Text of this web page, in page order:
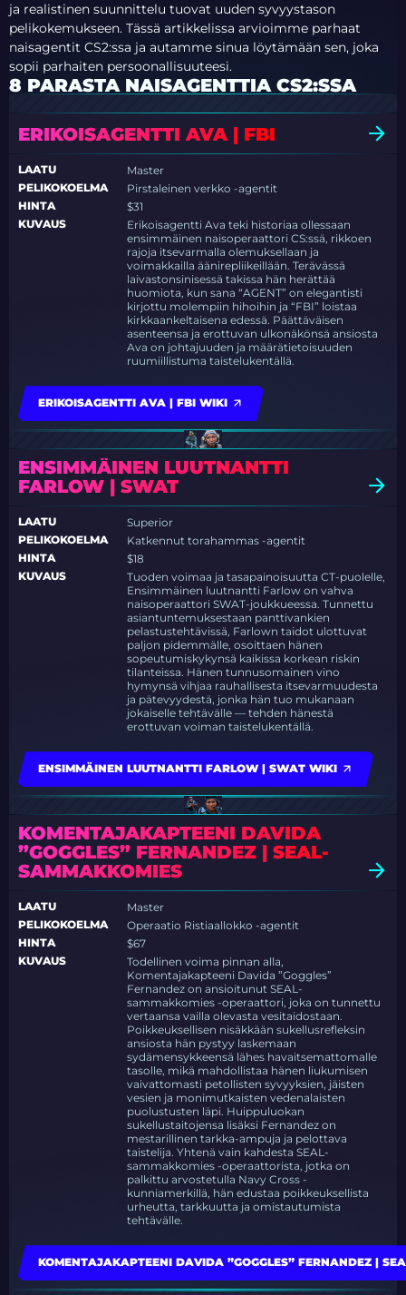
ja realistinen suunnittelu tuovat uuden syvyystason
pelikokemukseen. Tässä artikkelissa arvioimme parhaat
naisagentit CS2:ssa ja autamme sinua löytämään sen, joka
sopii parhaiten persoonallisuuteesi.
8 PARASTA NAISAGENTTIA CS2:SSA
ERIKOISAGENTTI AVA | FBI
LAATU
Master
PELIKOKOELMA
Pirstaleinen verkko -agentit
HINTA
$31
KUVAUS
Erikoisagentti Ava teki historiaa ollessaan
ensimmäinen naisoperaattori CS:ssä, rikkoen
rajoja itsevarmalla olemuksellaan ja
voimakkailla äänirepliikeillään. Terävässä
laivastonsinisessä takissa hän herättää
huomiota, kun sana “AGENT” on elegantisti
kirjottu molempiin hihoihin ja “FBI” loistaa
kirkkaankeltaisena edessä. Päättäväisen
asenteensa ja erottuvan ulkonäkönsä ansiosta
Ava on johtajuuden ja määrätietoisuuden
ruumiillistuma taistelukentällä.
ERIKOISAGENTTI AVA | FBI WIKI
ENSIMMÄINEN LUUTNANTTI
FARLOW | SWAT
LAATU
Superior
PELIKOKOELMA
Katkennut torahammas -agentit
HINTA
$18
KUVAUS
Tuoden voimaa ja tasapainoisuutta CT-puolelle,
Ensimmäinen luutnantti Farlow on vahva
naisoperaattori SWAT-joukkueessa. Tunnettu
asiantuntemuksestaan panttivankien
pelastustehtävissä, Farlown taidot ulottuvat
paljon pidemmälle, osoittaen hänen
sopeutumiskykynsä kaikissa korkean riskin
tilanteissa. Hänen tunnusomainen vino
hymynsä vihjaa rauhallisesta itsevarmuudesta
ja pätevyydestä, jonka hän tuo mukanaan
jokaiselle tehtävälle — tehden hänestä
erottuvan voiman taistelukentällä.
ENSIMMÄINEN LUUTNANTTI FARLOW | SWAT WIKI
KOMENTAJAKAPTEENI DAVIDA
”GOGGLES” FERNANDEZ | SEAL-
SAMMAKKOMIES
LAATU
Master
PELIKOKOELMA
Operaatio Ristiaallokko -agentit
HINTA
$67
KUVAUS
Todellinen voima pinnan alla,
Komentajakapteeni Davida ”Goggles”
Fernandez on ansioitunut SEAL-
sammakkomies -operaattori, joka on tunnettu
vertaansa vailla olevasta vesitaidostaan.
Poikkeuksellisen nisäkkään sukellusrefleksin
ansiosta hän pystyy laskemaan
sydämensykkeensä lähes havaitsemattomalle
tasolle, mikä mahdollistaa hänen liukumisen
vaivattomasti petollisten syvyyksien, jäisten
vesien ja monimutkaisten vedenalaisten
puolustusten läpi. Huippuluokan
sukellustaitojensa lisäksi Fernandez on
mestarillinen tarkka-ampuja ja pelottava
taistelija. Yhtenä vain kahdesta SEAL-
sammakkomies -operaattorista, jotka on
palkittu arvostetulla Navy Cross -
kunniamerkillä, hän edustaa poikkeuksellista
urheutta, tarkkuutta ja omistautumista
tehtävälle.
KOMENTAJAKAPTEENI DAVIDA ”GOGGLES” FERNANDEZ |